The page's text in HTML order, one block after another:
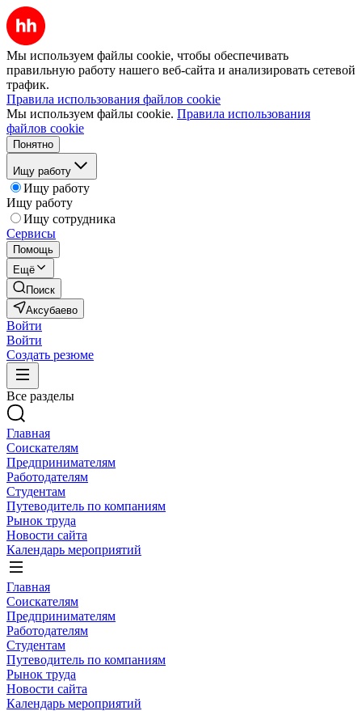
Мы используем файлы cookie, чтобы обеспечивать
правильную работу нашего веб-сайта и анализировать сетевой
трафик.
Правила использования файлов cookie
Мы используем файлы cookie. Правила использования
файлов cookie
Понятно
Ищу работу
Ищу работу
Ищу работу
Ищу сотрудника
Сервисы
Помощь
Ещё
Поиск
Аксубаево
Войти
Войти
Создать резюме
Все разделы
Главная
Соискателям
Предпринимателям
Работодателям
Студентам
Путеводитель по компаниям
Рынок труда
Новости сайта
Календарь мероприятий
Главная
Соискателям
Предпринимателям
Работодателям
Студентам
Путеводитель по компаниям
Рынок труда
Новости сайта
Календарь мероприятий